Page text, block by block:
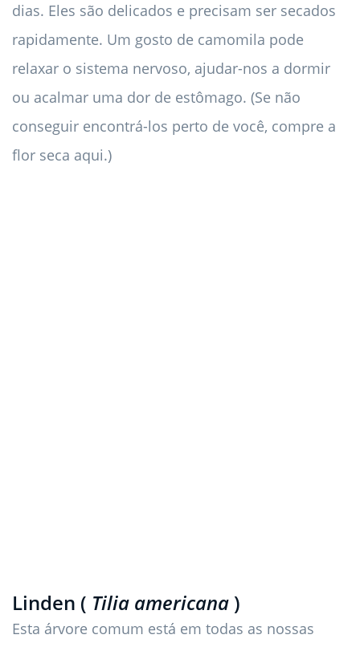
dias. Eles são delicados e precisam ser secados
rapidamente. Um gosto de camomila pode
relaxar o sistema nervoso, ajudar-nos a dormir
ou acalmar uma dor de estômago. (Se não
conseguir encontrá-los perto de você, compre a
flor seca aqui.)
Linden ( Tilia americana )
Esta árvore comum está em todas as nossas